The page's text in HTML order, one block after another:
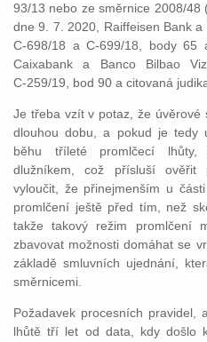
93/13 nebo ze směrnice 2008/48
dne 9. 7. 2020, Raiffeisen Bank a
C‑698/18 a C‑699/18, body
Caixabank a Banco Bilbao
C‑259/19, bod 90 a citovaná
Je třeba vzít v potaz, že úvěrové
dlouhou dobu, a pokud je tedy
běhu tříleté promlčecí lhůty,
dlužníkem, což přísluší ověřit
vyloučit, že přinejmenším u
promlčení ještě před tím, než
takže takový režim promlčení
zbavovat možnosti domáhat se
základě smluvních ujednání,
směrnicemi.
Požadavek procesních pravidel,
lhůtě tří let od data, kdy došlo